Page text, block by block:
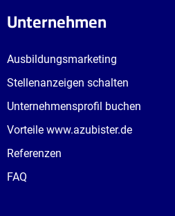
Unternehmen
Ausbildungsmarketing
Stellenanzeigen schalten
Unternehmensprofil buchen
Vorteile www.azubister.de
Referenzen
FAQ